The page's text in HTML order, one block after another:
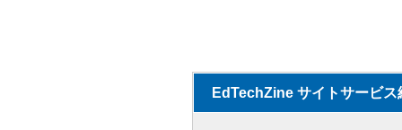
EdTechZine サイトサービス